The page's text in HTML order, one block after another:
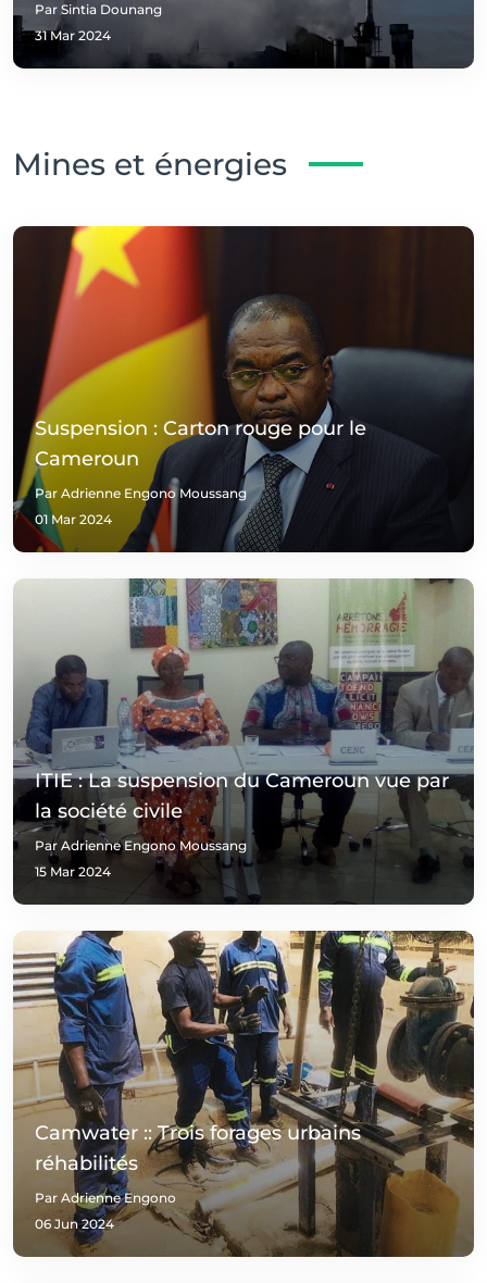
Par Sintia Dounang
31 Mar 2024
Mines et énergies
Suspension : Carton rouge pour le
Cameroun
Par Adrienne Engono Moussang
01 Mar 2024
ITIE : La suspension du Cameroun vue par
la société civile
Par Adrienne Engono Moussang
15 Mar 2024
Camwater :: Trois forages urbains
réhabilités
Par Adrienne Engono
06 Jun 2024